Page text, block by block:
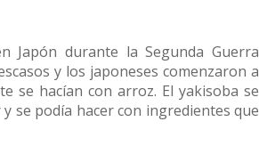
Japón durante la Segunda Guerra
y los japoneses comenzaron a
se hacían con arroz. El yakisoba se
se podía hacer con ingredientes que